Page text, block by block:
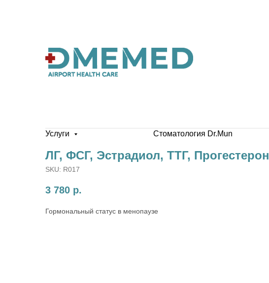
Услуги Стоматология Dr.Mun
ЛГ, ФСГ, Эстрадиол, ТТГ, Прогестерон
SKU: R017
3 780 р.
Гормональный статус в менопаузе